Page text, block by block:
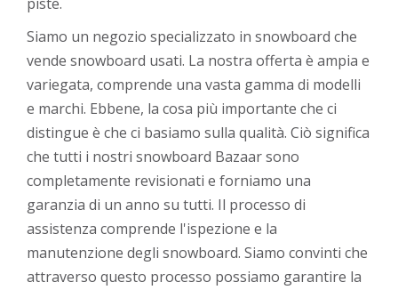
Siamo un negozio specializzato in snowboard che
vende snowboard usati. La nostra offerta è ampia e
variegata, comprende una vasta gamma di modelli
e marchi. Ebbene, la cosa più importante che ci
distingue è che ci basiamo sulla qualità. Ciò significa
che tutti i nostri snowboard Bazaar sono
completamente revisionati e forniamo una
garanzia di un anno su tutti. Il processo di
assistenza comprende l'ispezione e la
manutenzione degli snowboard. Siamo convinti che
attraverso questo processo possiamo garantire la